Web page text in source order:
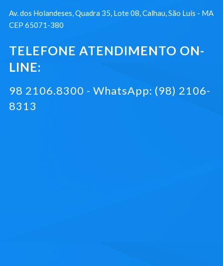
Av. dos Holandeses, Quadra 35, Lote 08, Calhau, São Luís - MA
CEP 65071-380
TELEFONE ATENDIMENTO ON-
LINE:
98 2106.8300 - WhatsApp: (98) 2106-
8313